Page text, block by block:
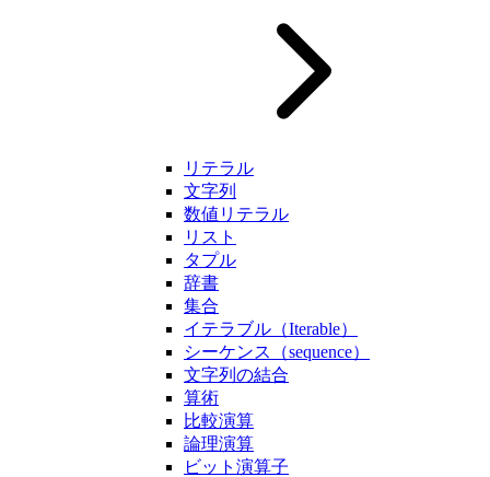
リテラル
文字列
数値リテラル
リスト
タプル
辞書
集合
イテラブル（Iterable）
シーケンス（sequence）
文字列の結合
算術
比較演算
論理演算
ビット演算子